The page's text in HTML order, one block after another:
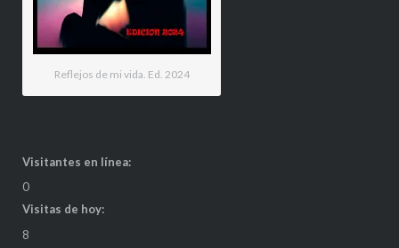
Reflejos de mi vida. Ed. 2024
Visitantes en línea:
0
Visitas de hoy:
8